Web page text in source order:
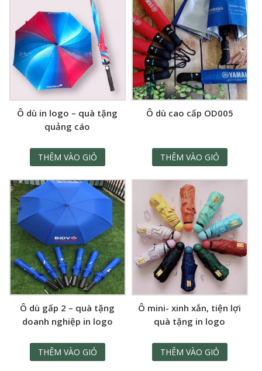
Ô dù in logo – quà tặng
quảng cáo
THÊM VÀO GIỎ
Ô dù cao cấp OD005
THÊM VÀO GIỎ
Ô dù gấp 2 – quà tặng
doanh nghiệp in logo
THÊM VÀO GIỎ
Ô mini- xinh xắn, tiện lợi
quà tặng in logo
THÊM VÀO GIỎ